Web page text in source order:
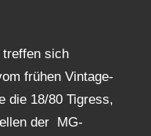
treffen sich
frühen Vintage-
die 18/80 Tigress,
der MG-